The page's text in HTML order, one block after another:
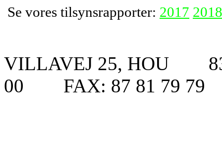
Se vores tilsynsrapporter: 2017 2018
VILLAVEJ 25, HOU
00 FAX: 87 81 79